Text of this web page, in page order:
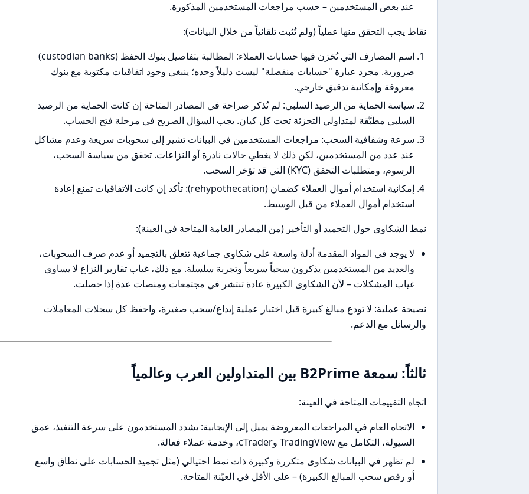
عند بعض المستخدمين – حسب مراجعات المستخدمين المذكورة.
نقاط يجب التحقق منها عملياً (ولم تُثبت تلقائياً من خلال البيانات):
اسم المصارف التي تُخزن فيها حسابات العملاء: المطالبة بتفاصيل بنوك الحفظ (custodian banks)
ضرورية. مجرد عبارة "حسابات منفصلة" ليست دليلاً وحده؛ ينبغي وجود اتفاقيات مكتوبة مع بنوك
معروفة وإمكانية تدقيق خارجي.
سياسة الحماية من الرصيد السلبي: لم تُذكر صراحة في المصادر المتاحة إن كانت الحماية من الرصيد
السلبي مطبَّقة لمتداولي التجزئة تحت كل كيان. يجب السؤال الصريح في مرحلة فتح الحساب.
سرعة وشفافية السحب: مراجعات المستخدمين في البيانات تشير إلى سحوبات سريعة وعدم مشاكل
عند عدد من المستخدمين، لكن ذلك لا يغطي حالات نادرة أو النزاعات. تحقق من سياسة السحب،
الرسوم، ومتطلبات التحقق (KYC) التي قد تؤخر السحب.
إمكانية استخدام أموال العملاء كضمان (rehypothecation): تأكد إن كانت الاتفاقيات تمنع إعادة
استخدام أموال العملاء من قبل الوسيط.
نمط الشكاوى حول التجميد أو التأخير (من المصادر العامة المتاحة في العينة):
لا يوجد في المواد المقدمة أدلة واسعة على شكاوى جماعية تتعلق بالتجميد أو عدم صرف السحوبات،
والعديد من المستخدمين يذكرون سحباً سريعاً وتجربة سلسلة. مع ذلك، غياب تقارير النزاع لا يساوي
غياب المشكلات – لأن الشكاوى الكبيرة عادة تنتشر في مجتمعات ومنصات عدة إذا حصلت.
نصيحة عملية: لا تودع مبالغ كبيرة قبل اختبار عملية إيداع/سحب صغيرة، واحفظ كل سجلات المعاملات
والرسائل مع الدعم.
ثالثاً: سمعة B2Prime بين المتداولين العرب وعالمياً
اتجاه التقييمات المتاحة في العينة:
الاتجاه العام في المراجعات المعروضة يميل إلى الإيجابية: يشدد المستخدمون على سرعة التنفيذ، عمق
السيولة، التكامل مع TradingView وcTrader، وخدمة عملاء فعالة.
لم تظهر في البيانات شكاوى متكررة وكبيرة ذات نمط احتيالي (مثل تجميد الحسابات على نطاق واسع
أو رفض سحب المبالغ الكبيرة) – على الأقل في العيّنة المتاحة.